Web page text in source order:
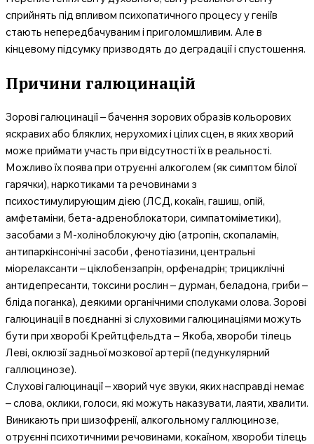
сприйнять під впливом психопатичного процесу у геніїв
стають непередбачуваним і приголомшливим. Але в
кінцевому підсумку призводять до деградації і спустошення.
Причини галюцинацій
Зорові галюцинації – бачення зорових образів кольорових
яскравих або бляклих, нерухомих і цілих сцен, в яких хворий
може приймати участь при відсутності їх в реальності.
Можливо їх поява при отруєнні алкоголем (як симптом білої
гарячки), наркотиками та речовинами з
психостимулирующим дією (ЛСД, кокаїн, гашиш, опій,
амфетаміни, бета-адреноблокатори, симпатоміметики),
засобами з М-холіноблокуючу дію (атропін, скопаламін,
антипаркінсонічні засоби , фенотіазини, центральні
міорелаксанти – ціклобензапрін, орфенадрін; трициклічні
антидепресанти, токсини рослин – дурман, беладона, гриби –
бліда поганка), деякими органічними сполуками олова. Зорові
галюцинації в поєднанні зі слуховими галюцинаціями можуть
бути при хворобі Крейтцфельдта – Якоба, хвороби тілець
Леві, оклюзії задньої мозкової артерії (педункулярний
галлюцинозе).
Слухові галюцинації – хворий чує звуки, яких насправді немає
– слова, оклики, голоси, які можуть наказувати, лаяти, хвалити.
Виникають при шизофренії, алкогольному галлюцинозе,
отруєнні психотичними речовинами, кокаїном, хвороби тілець